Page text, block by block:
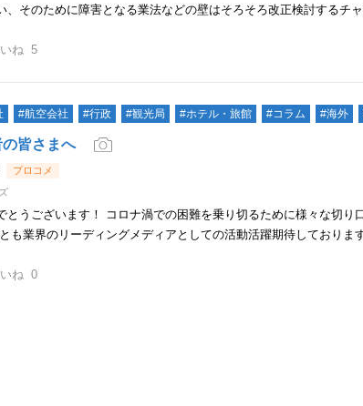
、そのために障害となる業法などの壁はそろそろ改正検討するチ
5
#航空会社 #行政 #観光局 #ホテル・旅館 #コラム #海外
皆さまへ
とうございます！ コロナ渦での困難を乗り切るために様々な切
も業界のリーディングメディアとしての活動活躍期待しております
0